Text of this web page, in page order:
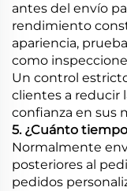
antes del envío
rendimiento
apariencia,
como
Un control
clientes a reducir
confianza en sus
5. ¿Cuánto
Normalmente
posteriores al
pedidos